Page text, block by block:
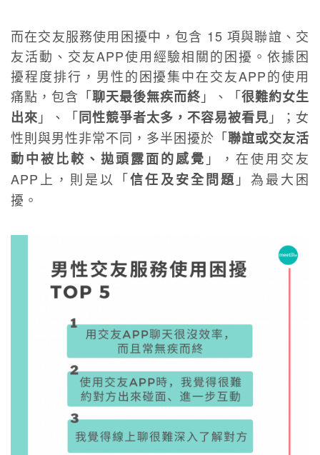
而在交友服務使用困擾中，包含 15 項與聯誼、交
友活動、交友APP使用經驗相關的困擾。依據困
擾程度排行，男性的困擾集中在交友APP的使用
痛點，包含「聊天最後無疾而終」、「很難約女生
出來 」、「同性競爭者太多，不容易被看見 」；女
性則與男性非常不同，多半困擾於「聯誼或交友活
動中被比較、拋頭露面的感覺 」，在使用交友
APP上，則是以「信任及安全問題 」為最大困
擾。